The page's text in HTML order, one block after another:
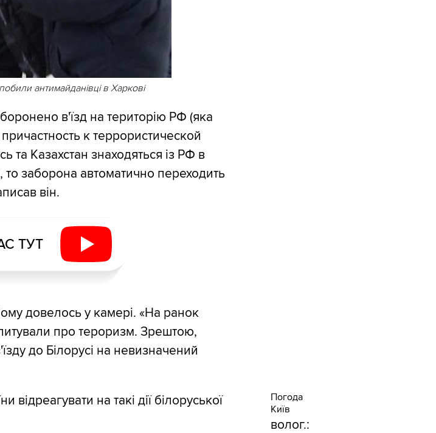
антимайданівці в Харкові
в'їзд на територію РФ (яка
к террористической
та Казахстан знаходяться із РФ в
то заборона автоматично переходить
він.
ТУТ
довелось у камері. «На ранок
про тероризм. Зрештою,
до Білорусі на невизначений
на такі дії білоруської
Погода
Київ
волог.: